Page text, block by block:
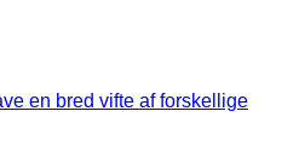
en bred vifte af forskellige